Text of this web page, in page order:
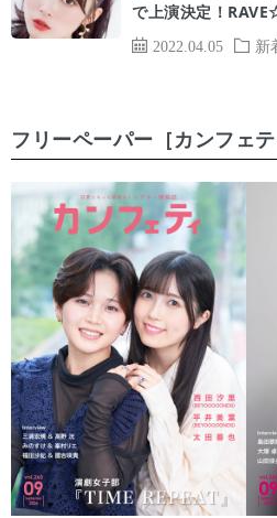
2022.04.05 新
で上演決定！
フリーペーパー［カンフェテ